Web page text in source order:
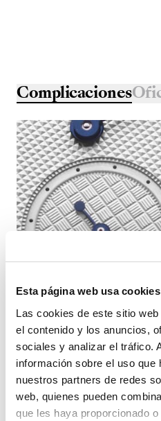
Esta página web usa cookies
Las cookies de este sitio
el contenido y los anuncios,
sociales y analizar el tráfico.
información sobre el uso que
nuestros partners de redes
web, quienes pueden
que les haya proporcionado
Complicaciones